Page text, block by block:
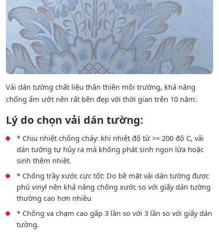
Vải dán tường chất liệu thân thiên môi trường, khả năng
chống ẩm ướt nên rất bền đẹp với thời gian trên 10 năm:
Lý do chọn vải dán tường:
* Chịu nhiệt chống cháy: khi nhiệt độ từ >= 200 độ C, vải
dán tường tự hủy ra mà không phát sinh ngọn lửa hoặc
sinh thêm nhiệt.
* Chống trầy xước cực tốt: Do bề mặt vải dán tường được
phủ vinyl nên khả năng chống xước so với giấy dán tường
thường cao hơn nhiều
* Chống va chạm cao gấp 3 lần so với 3 lần so với giấy dán
tường.